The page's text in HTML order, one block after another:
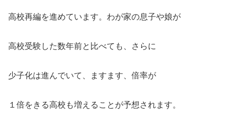
高校再編を進めています。わが家の息子や娘が
高校受験した数年前と比べても、さらに
少子化は進んでいて、ますます、倍率が
１倍をきる高校も増えることが予想されます。